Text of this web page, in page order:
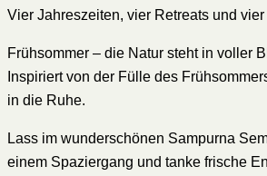
Vier Jahreszeiten, vier Retreats und
Frühsommer – die Natur steht in voller
Inspiriert von der Fülle des
in die Ruhe.
Lass im wunderschönen Sampurna
einem Spaziergang und tanke frische